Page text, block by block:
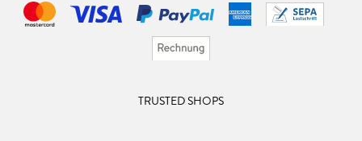
TRUSTED SHOPS